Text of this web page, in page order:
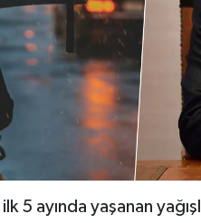
5 ayında yaşanan